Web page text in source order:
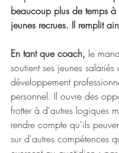
beaucoup plus de temps à
jeunes recrues. Il remplit
En tant que coach, le
soutient ses jeunes salariés
développement
personnel. Il ouvre des
frotter à d'autres logiques
rendre compte qu'ils
sur d'autres compétences